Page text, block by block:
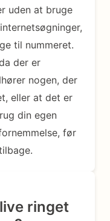
uden at bruge
til nummeret.
der er
nogen, der
eller at det er
din egen
før
ringet